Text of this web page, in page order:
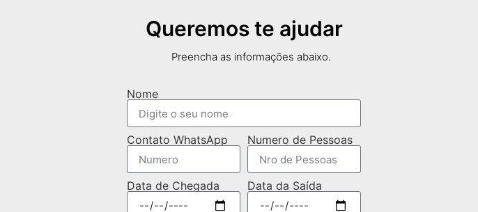
Queremos te ajudar
Preencha as informações abaixo.
Nome
Contato WhatsApp Numero de Pessoas
Data de Chegada Data da Saída